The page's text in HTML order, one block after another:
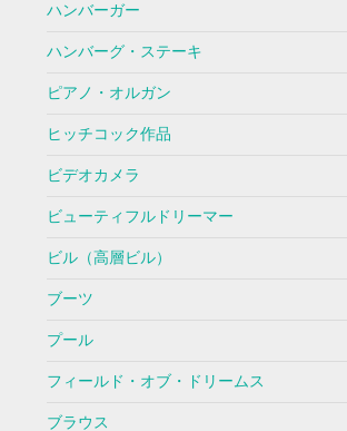
ハンバーガー
ハンバーグ・ステーキ
ピアノ・オルガン
ヒッチコック作品
ビデオカメラ
ビューティフルドリーマー
ビル（高層ビル）
ブーツ
プール
フィールド・オブ・ドリームス
ブラウス